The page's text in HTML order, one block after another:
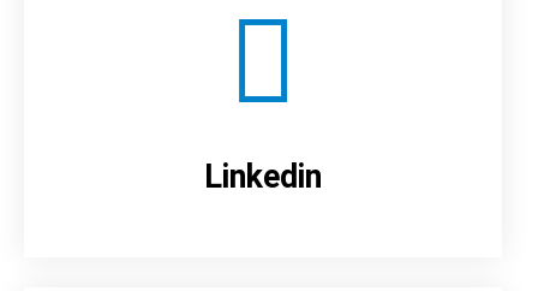
Linkedin